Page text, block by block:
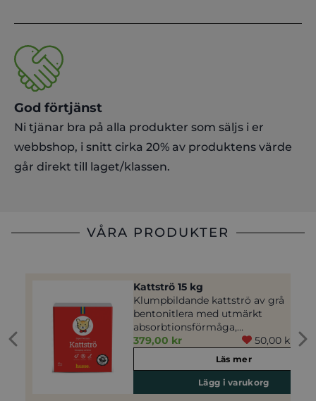
God förtjänst
Ni tjänar bra på alla produkter som säljs i er
webbshop, i snitt cirka 20% av produktens värde
går direkt till laget/klassen.
VÅRA PRODUKTER
Kattströ 15 kg
Klumpbildande kattströ av grå
bentonitlera med utmärkt
absorbtionsförmåga,…
379,00 kr
50,00 kr i
Läs mer
Lägg i varukorg